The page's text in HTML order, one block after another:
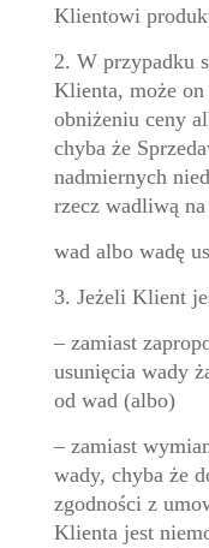
Klientowi
2. W przypadku
Klienta, może on
obniżeniu ceny
chyba że
nadmiernych
rzecz wadliwą
wad albo wadę
3. Jeżeli Klient
– zamiast
usunięcia wady
od wad (albo)
– zamiast
wady, chyba że
zgodności z
Klienta jest